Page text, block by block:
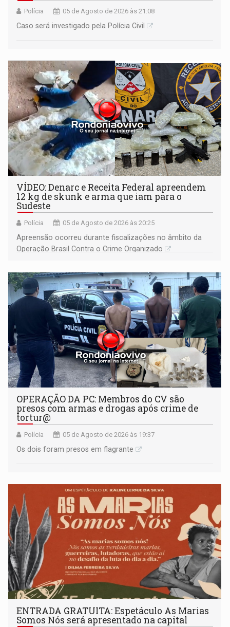
Polícia 05 de Agosto de 2026 às 21:08
Caso será investigado pela Polícia Civil
VÍDEO: Denarc e Receita Federal apreendem
12 kg de skunk e arma que iam para o
Sudeste
Polícia 05 de Agosto de 2026 às 20:25
Apreensão ocorreu durante fiscalizações no âmbito da
Operação Brasil Contra o Crime Organizado
OPERAÇÃO DA PC: Membros do CV são
presos com armas e drogas após crime de
tortur@
Polícia 05 de Agosto de 2026 às 19:37
Os dois foram presos em flagrante
ENTRADA GRATUITA: Espetáculo As Marias
Somos Nós será apresentado na capital